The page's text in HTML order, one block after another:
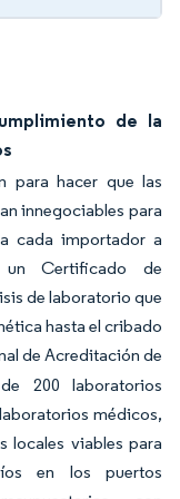
de la
para hacer que las
innegociables para
cada importador a
Certificado de
de laboratorio que
hasta el cribado
de Acreditación de
200 laboratorios
médicos,
locales viables para
en los puertos